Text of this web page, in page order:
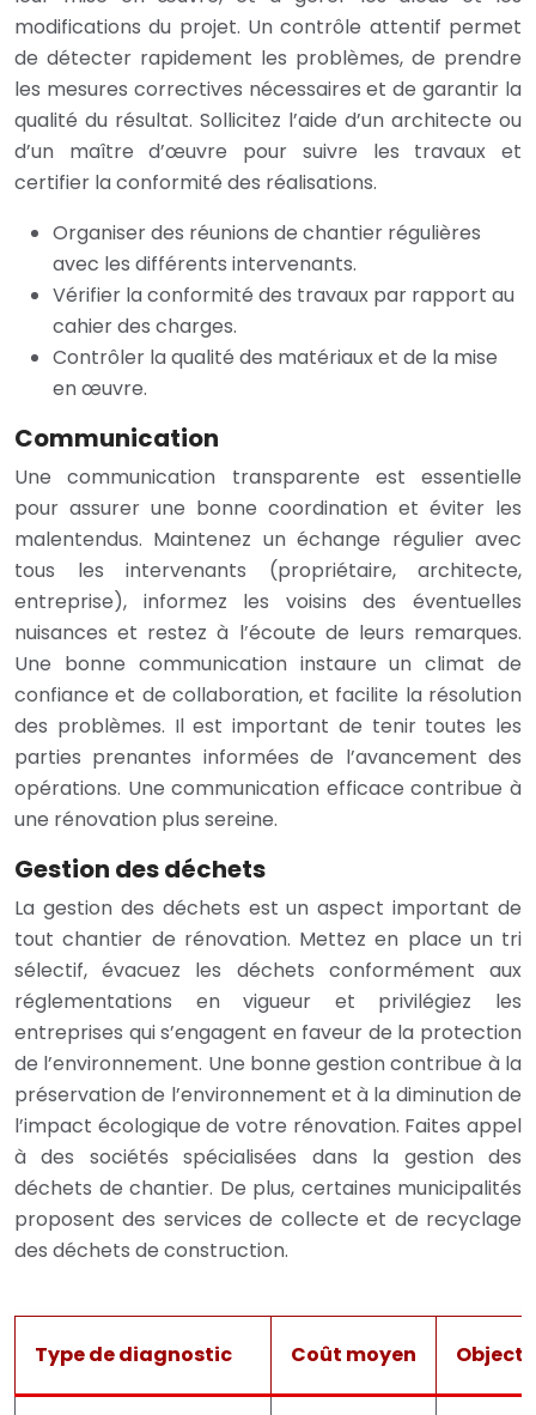
modifications du projet. Un contrôle attentif permet
de détecter rapidement les problèmes, de prendre
les mesures correctives nécessaires et de garantir la
qualité du résultat. Sollicitez l’aide d’un architecte ou
d’un maître d’œuvre pour suivre les travaux et
certifier la conformité des réalisations.
Organiser des réunions de chantier régulières
avec les différents intervenants.
Vérifier la conformité des travaux par rapport au
cahier des charges.
Contrôler la qualité des matériaux et de la mise
en œuvre.
Communication
Une communication transparente est essentielle
pour assurer une bonne coordination et éviter les
malentendus. Maintenez un échange régulier avec
tous les intervenants (propriétaire, architecte,
entreprise), informez les voisins des éventuelles
nuisances et restez à l’écoute de leurs remarques.
Une bonne communication instaure un climat de
confiance et de collaboration, et facilite la résolution
des problèmes. Il est important de tenir toutes les
parties prenantes informées de l’avancement des
opérations. Une communication efficace contribue à
une rénovation plus sereine.
Gestion des déchets
La gestion des déchets est un aspect important de
tout chantier de rénovation. Mettez en place un tri
sélectif, évacuez les déchets conformément aux
réglementations en vigueur et privilégiez les
entreprises qui s’engagent en faveur de la protection
de l’environnement. Une bonne gestion contribue à la
préservation de l’environnement et à la diminution de
l’impact écologique de votre rénovation. Faites appel
à des sociétés spécialisées dans la gestion des
déchets de chantier. De plus, certaines municipalités
proposent des services de collecte et de recyclage
des déchets de construction.
Type de diagnostic Coût moyen